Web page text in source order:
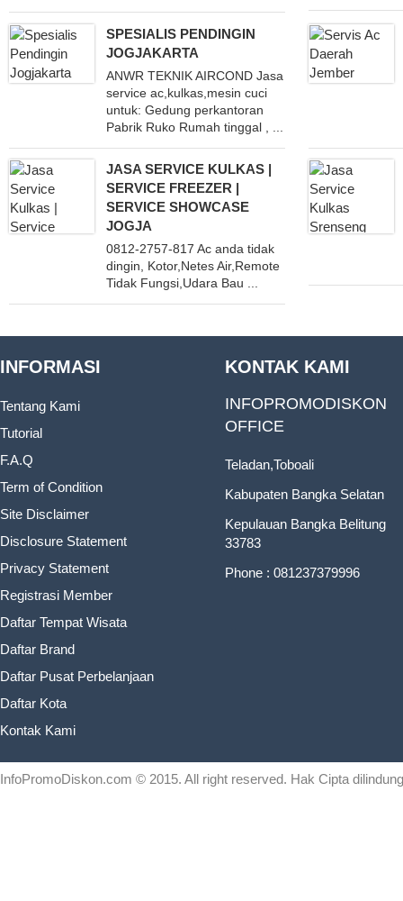
SPESIALIS PENDINGIN
JOGJAKARTA
ANWR TEKNIK AIRCOND Jasa
service ac,kulkas,mesin cuci
untuk: Gedung perkantoran
Pabrik Ruko Rumah tinggal , ...
JASA SERVICE KULKAS |
SERVICE FREEZER |
SERVICE SHOWCASE
JOGJA
0812-2757-817 Ac anda tidak
dingin, Kotor,Netes Air,Remote
Tidak Fungsi,Udara Bau ...
INFORMASI
Tentang Kami
Tutorial
F.A.Q
Term of Condition
Site Disclaimer
Disclosure Statement
Privacy Statement
Registrasi Member
Daftar Tempat Wisata
Daftar Brand
Daftar Pusat Perbelanjaan
Daftar Kota
Kontak Kami
KONTAK KAMI
INFOPROMODISKON
OFFICE
Teladan,Toboali
Kabupaten Bangka Selatan
Kepulauan Bangka Belitung
33783
Phone : 081237379996
InfoPromoDiskon.com © 2015. All right reserved. Hak Cipta